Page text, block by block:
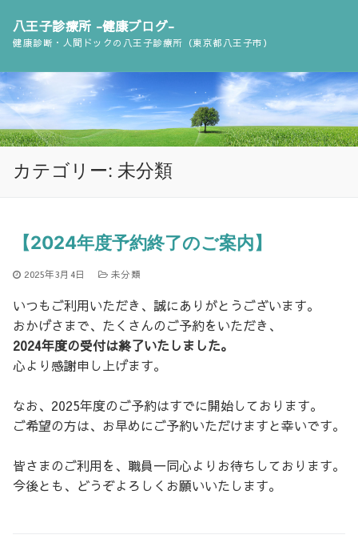
ン
ツ
へ
ス
キ
八王子診療所 -健康ブログ-
健康診断・人間ドックの八王子診療所（東京都八王子市）
カテゴリー: 未分類
【2024年度予約終了のご案内】
2025年3月4日 未分類
いつもご利用いただき、誠にありがとうございます。
おかげさまで、たくさんのご予約をいただき、
2024年度の受付は終了いたしました。
心より感謝申し上げます。
なお、2025年度のご予約はすでに開始しております。
ご希望の方は、お早めにご予約いただけますと幸いです。
皆さまのご利用を、職員一同心よりお待ちしております。
今後とも、どうぞよろしくお願いいたします。